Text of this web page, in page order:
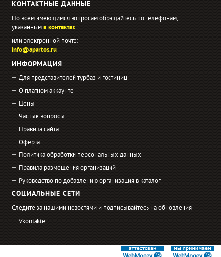
КОНТАКТНЫЕ ДАННЫЕ
По всем имеющимся вопросам обращайтесь по телефонам,
указаннымв контактах
или электронной почте:
info@apartos.ru
ИНФОРМАЦИЯ
Для представителей турбаз и гостиниц
О платном аккаунте
Цены
Частые вопросы
Правила сайта
Оферта
Политика обработки персональных данных
Правила размещения организаций
Руководство по добавлению организация в каталог
СОЦИАЛЬНЫЕ СЕТИ
Следите за нашими новостями и подписывайтесь на обновления
Vkontakte